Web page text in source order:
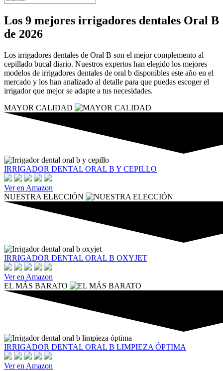
Los 9 mejores irrigadores dentales Oral B
de 2026
Los irrigadores dentales de Oral B son el mejor complemento al
cepillado bucal diario. Nuestros expertos han elegido los mejores
modelos de irrigadores dentales de oral b disponibles este año en el
mercado y los han analizado al detalle para que puedas escoger el
irrigador que mejor se adapte a tus necesidades.
MAYOR CALIDAD
IRRIGADOR DENTAL ORAL B Y CEPILLO
Ver en Amazon
NUESTRA ELECCIÓN
IRRIGADOR DENTAL ORAL B OXYJET
Ver en Amazon
EL MÁS BARATO
IRRIGADOR DENTAL ORAL B LIMPIEZA ÓPTIMA
Ver en Amazon